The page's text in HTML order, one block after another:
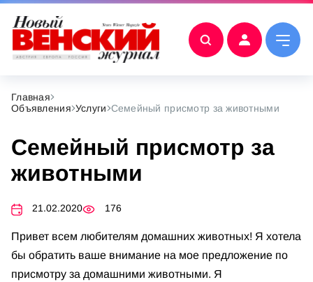
Главная
Объявления Услуги Семейный присмотр за животными
Семейный присмотр за
животными
21.02.2020 176
Привет всем любителям домашних животных! Я хотела
бы обратить ваше внимание на мое предложение по
присмотру за домашними животными. Я